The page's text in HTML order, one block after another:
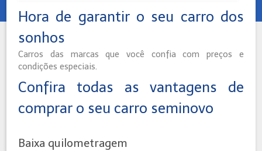
Hora de garantir o seu carro dos
sonhos
Carros das marcas que você confia com preços e
condições especiais.
Confira todas as vantagens de
comprar o seu carro seminovo
Baixa quilometragem